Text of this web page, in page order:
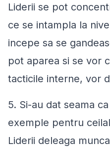
Liderii se pot
ce se intampla la
incepe sa se
pot aparea si se vor
tacticile interne, vor
5. Si-au dat seama
exemple pentru
Liderii deleaga